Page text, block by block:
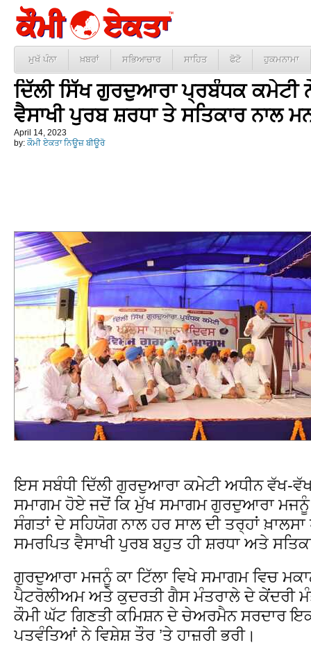
ਮੁਖੱ ਪੰਨਾ ਖ਼ਬਰਾਂ ਸਭਿਆਚਾਰ ਸਾਹਿਤ ਫੋਟੋ ਹੁਕਮਨਾਮਾ
ਦਿੱਲੀ ਸਿੱਖ ਗੁਰਦੁਆਰਾ ਪ੍ਰਬੰਧਕ ਕਮੇਟੀ
ਵੈਸਾਖੀ ਪੁਰਬ ਸ਼ਰਧਾ ਤੇ ਸਤਿਕਾਰ ਨਾਲ
April 14, 2023
by: ਕੌਮੀ ਏਕਤਾ ਨਿਊਜ਼ ਬੀਊਰੋ
ਇਸ ਸਬੰਧੀ ਦਿੱਲੀ ਗੁਰਦੁਆਰਾ ਕਮੇਟੀ ਅਧੀਨ ਵੱਖ-
ਸਮਾਗਮ ਹੋਏ ਜਦੋਂ ਕਿ ਮੁੱਖ ਸਮਾਗਮ ਗੁਰਦੁਆਰਾ ਮਜਨੂੰ
ਸੰਗਤਾਂ ਦੇ ਸਹਿਯੋਗ ਨਾਲ ਹਰ ਸਾਲ ਦੀ ਤਰ੍ਹਾਂ
ਸਮਰਪਿਤ ਵੈਸਾਖੀ ਪੁਰਬ ਬਹੁਤ ਹੀ ਸ਼ਰਧਾ ਅਤੇ
ਗੁਰਦੁਆਰਾ ਮਜਨੂੰ ਕਾ ਟਿੱਲਾ ਵਿਖੇ ਸਮਾਗਮ ਵਿਚ
ਪੈਟਰੋਲੀਅਮ ਅਤੇ ਕੁਦਰਤੀ ਗੈਸ ਮੰਤਰਾਲੇ ਦੇ ਕੇਂਦਰੀ
ਕੌਮੀ ਘੱਟ ਗਿਣਤੀ ਕਮਿਸ਼ਨ ਦੇ ਚੇਅਰਮੈਨ ਸਰਦਾਰ
ਪਤਵੰਤਿਆਂ ਨੇ ਵਿਸ਼ੇਸ਼ ਤੌਰ ’ਤੇ ਹਾਜ਼ਰੀ ਭਰੀ।